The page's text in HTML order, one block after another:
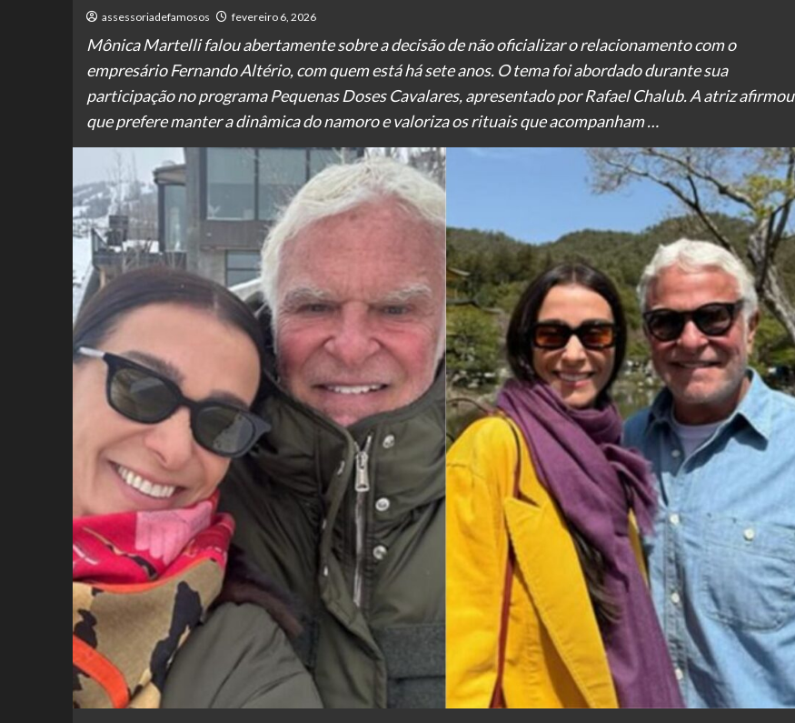
assessoriadefamosos fevereiro 6, 2026
Mônica Martelli falou abertamente sobre a decisão de não oficializar o relacionamento com o
empresário Fernando Altério, com quem está há sete anos. O tema foi abordado durante sua
participação no programa Pequenas Doses Cavalares, apresentado por Rafael Chalub. A atriz afirmou
que prefere manter a dinâmica do namoro e valoriza os rituais que acompanham …